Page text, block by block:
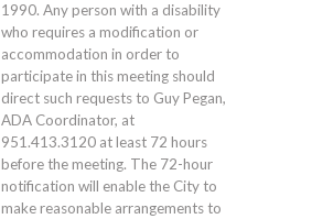
1990. Any person with a disability
who requires a modification or
accommodation in order to
participate in this meeting should
direct such requests to Guy Pegan,
ADA Coordinator, at
951.413.3120at least 72 hours
before the meeting. The 72-hour
notification will enable the City to
make reasonable arrangements to